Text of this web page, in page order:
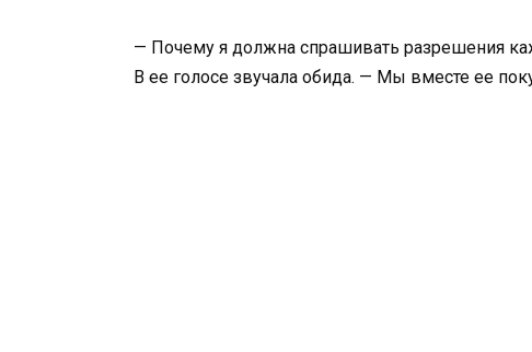
— Почему я должна спрашивать разрешения
В ее голосе звучала обида. — Мы вместе ее